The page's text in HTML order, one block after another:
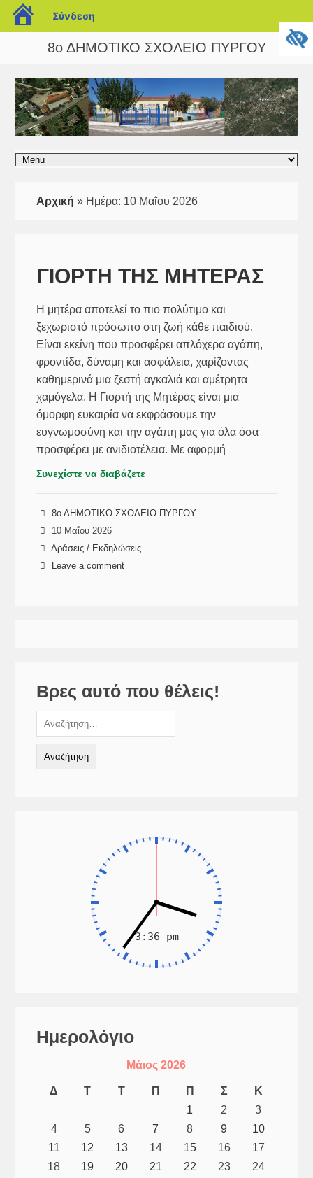
blogs.sch.gr
Σύνδεση
8ο ΔΗΜΟΤΙΚΟ ΣΧΟΛΕΙΟ ΠΥΡΓΟΥ
Αρχική » Ημέρα: 10 Μαΐου 2026
ΓΙΟΡΤΗ ΤΗΣ ΜΗΤΕΡΑΣ
Η μητέρα αποτελεί το πιο πολύτιμο και
ξεχωριστό πρόσωπο στη ζωή κάθε παιδιού.
Είναι εκείνη που προσφέρει απλόχερα αγάπη,
φροντίδα, δύναμη και ασφάλεια, χαρίζοντας
καθημερινά μια ζεστή αγκαλιά και αμέτρητα
χαμόγελα. Η Γιορτή της Μητέρας είναι μια
όμορφη ευκαιρία να εκφράσουμε την
ευγνωμοσύνη και την αγάπη μας για όλα όσα
προσφέρει με ανιδιοτέλεια. Με αφορμή
Συνεχίστε να διαβάζετε
8ο ΔΗΜΟΤΙΚΟ ΣΧΟΛΕΙΟ ΠΥΡΓΟΥ
10 Μαΐου 2026
Δράσεις / Εκδηλώσεις
Leave a comment
Βρες αυτό που θέλεις!
Αναζήτηση
για:
Ημερολόγιο
Μάιος 2026
Δ Τ Τ Π Π Σ
Κ
1
2
3
4
5 6 7 8 9
10
11
12 13 14 15 16
17
18
19 20 21 22 23
24